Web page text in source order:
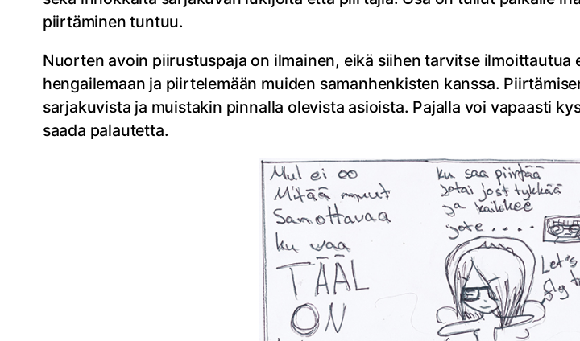
piirtäminen tuntuu.
Nuorten avoin piirustuspaja on ilmainen, eikä siihen tarvitse
hengailemaan ja piirtelemään muiden samanhenkisten kanssa.
sarjakuvista ja muistakin pinnalla olevista asioista. Pajalla voi vapaasti
saada palautetta.